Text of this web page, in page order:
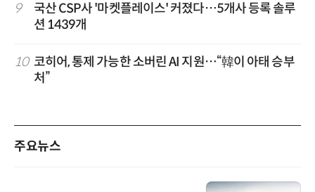
9
국산 CSP사 '마켓플레이스' 커졌다…5개사 등록 솔루
션 1439개
10 코히어, 통제 가능한 소버린 AI 지원…“韓이 아태 승부
처”
주요뉴스